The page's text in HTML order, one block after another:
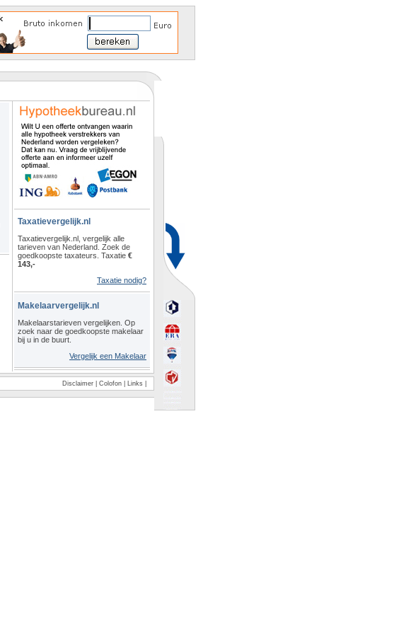
Taxatievergelijk.nl
Taxatievergelijk.nl, vergelijk alle
tarieven van Nederland. Zoek de
goedkoopste taxateurs. Taxatie €
143,-
Taxatie nodig?
Makelaarvergelijk.nl
Makelaarstarieven vergelijken. Op
zoek naar de goedkoopste makelaar
bij u in de buurt.
Vergelijk een Makelaar
Disclaimer Colofon Links